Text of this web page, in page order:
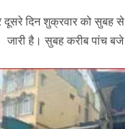
दूसरे दिन शुक्रवार को सुबह से
जारी है। सुबह करीब पांच बजे